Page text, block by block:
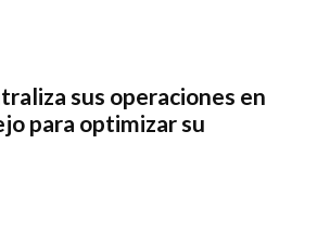
sus operaciones en
para optimizar su